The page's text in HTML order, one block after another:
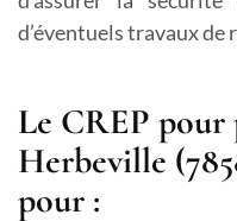
d’éventuels travaux de
Le CREP pour
Herbeville
pour :